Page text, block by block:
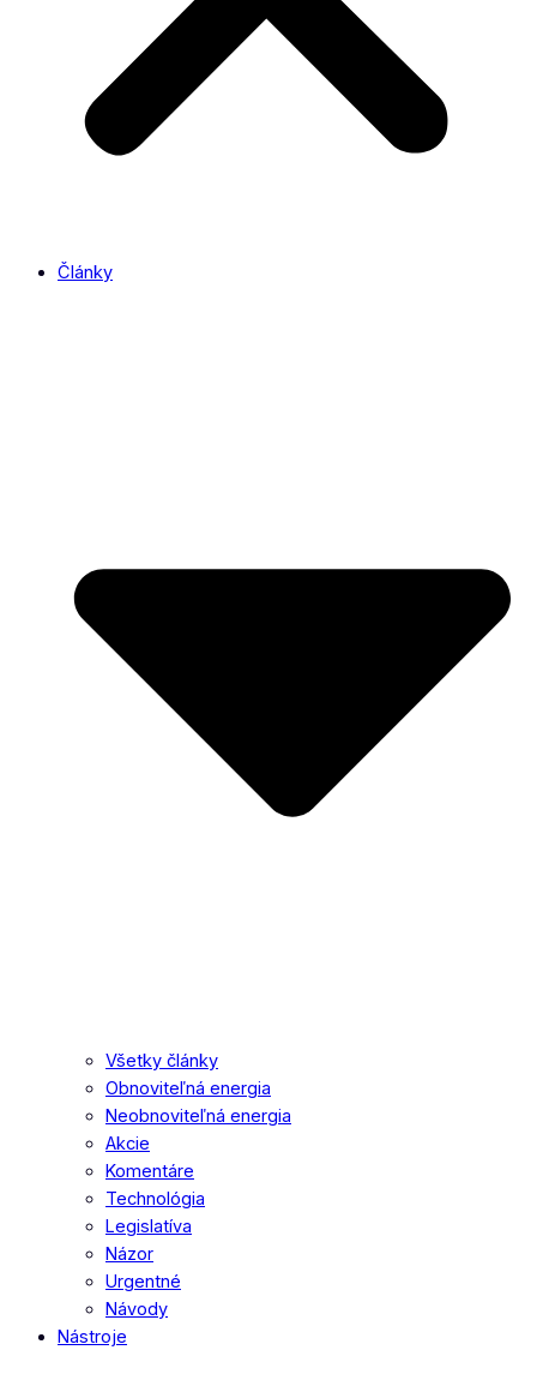
Články
Všetky články
Obnoviteľná energia
Neobnoviteľná energia
Akcie
Komentáre
Technológia
Legislatíva
Názor
Urgentné
Návody
Nástroje